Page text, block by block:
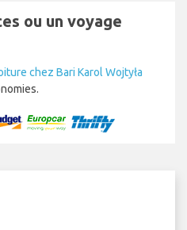
ou un voyage
chez Bari Karol Wojtyła